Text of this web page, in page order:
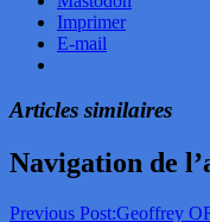
Imprimer
E-mail
Articles similaires
Navigation de
Previous Post:Geoffrey